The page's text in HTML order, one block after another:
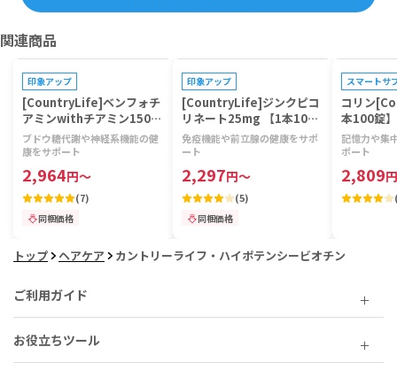
関連商品
プレゼントキャンペーン対象
印象アップ
[CountryLife]ベンフォチ
アミンwithチアミン150m
g 【1本60ベジカプセル】
ブドウ糖代謝や神経系機能の健
康をサポート
2,964円～
(7)
同梱価格
印象アップ
[CountryLife]ジンクピコ
リネート25mg 【1本100
錠】
免疫機能や前立腺の健康をサポ
ート
2,297円～
(5)
同梱価格
スマートサ
コリン
本100錠】
記憶力や集
ポート
2,809円
トップ ヘアケア カントリーライフ・ハイポテンシービオチン
ご利用ガイド
お役立ちツール